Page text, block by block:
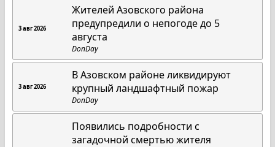
3 авг 2026
Жителей Азовского района
предупредили о непогоде до 5
августа
DonDay
3 авг 2026
В Азовском районе ликвидируют
крупный ландшафтный пожар
DonDay
Появились подробности с
загадочной смертью жителя